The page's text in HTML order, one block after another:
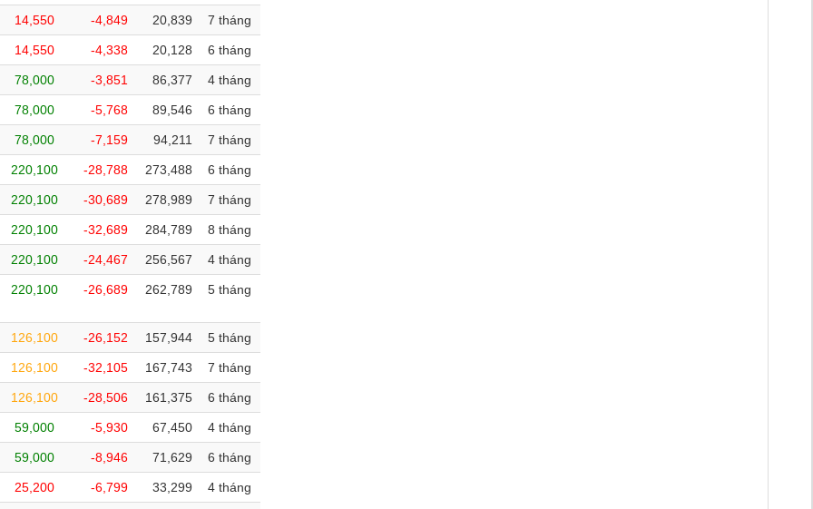
14,550 -4,849 20,839 7 tháng
14,550 -4,338 20,128 6 tháng
78,000 -3,851 86,377 4 tháng
78,000 -5,768 89,546 6 tháng
78,000 -7,159 94,211 7 tháng
220,100 -28,788 273,488 6 tháng
220,100 -30,689 278,989 7 tháng
220,100 -32,689 284,789 8 tháng
220,100 -24,467 256,567 4 tháng
220,100 -26,689 262,789 5 tháng
126,100 -26,152 157,944 5 tháng
126,100 -32,105 167,743 7 tháng
126,100 -28,506 161,375 6 tháng
59,000 -5,930 67,450 4 tháng
59,000 -8,946 71,629 6 tháng
25,200 -6,799 33,299 4 tháng